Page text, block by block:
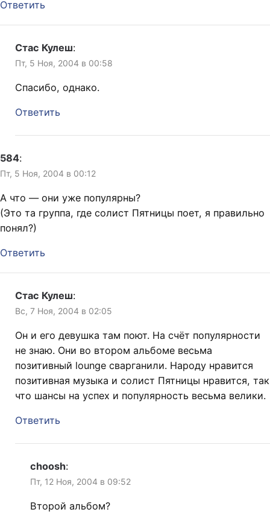
Ответить
Стас Кулеш:
Пт, 5 Ноя, 2004 в 00:58
Спасибо, однако.
Ответить
584:
Пт, 5 Ноя, 2004 в 00:12
А что — они уже популярны?
(Это та группа, где солист Пятницы поет, я правильно
понял?)
Ответить
Стас Кулеш:
Вс, 7 Ноя, 2004 в 02:05
Он и его девушка там поют. На счёт популярности
не знаю. Они во втором альбоме весьма
позитивный lounge сварганили. Народу нравится
позитивная музыка и солист Пятницы нравится, так
что шансы на успех и популярность весьма велики.
Ответить
choosh:
Пт, 12 Ноя, 2004 в 09:52
Второй альбом?